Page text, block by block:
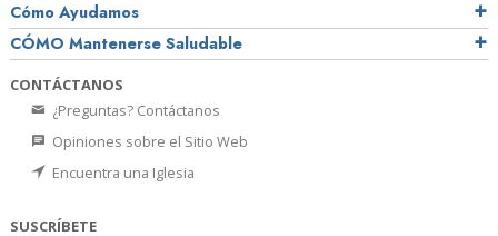
Cómo Ayudamos
CÓMO Mantenerse Saludable
CONTÁCTANOS
¿Preguntas? Contáctanos
Opiniones sobre el Sitio Web
Encuentra una Iglesia
SUSCRÍBETE